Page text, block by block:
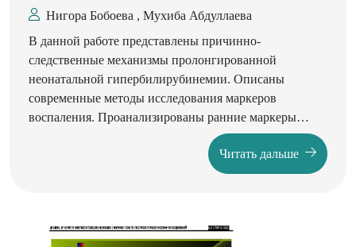
Нигора Бобоева , Мухиба Абдуллаева
В данной работе представлены причинно-
следственные механизмы пролонгированной
неонатальной гипербилирубинемии. Описаны
современные методы исследования маркеров
воспаления. Проанализированы ранние маркеры
воспалительной активности при пролонгированной
Читать дальше